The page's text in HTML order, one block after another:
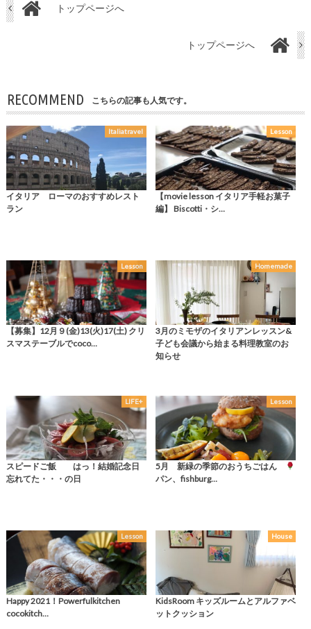
トップページへ
トップページへ
RECOMMEND こちらの記事も人気です。
Italiatravel
イタリア ローマのおすすめレスト
ラン
Lesson
【movie lesson イタリア手軽お菓子
編】 Biscotti・シ…
Lesson
【募集】12月９(金)13(火)17(土) クリ
スマステーブルでcoco…
Homemade
3月のミモザのイタリアンレッスン&
子ども会議から始まる料理教室のお
知らせ
LIFE+
スピードご飯 はっ！結婚記念日
忘れてた・・・の日
Lesson
5月 新緑の季節のおうちごはん
パン、fishburg…
Lesson
Happy 2021！Powerfulkitchen
cocokitch…
House
KidsRoom キッズルームとアルファベ
ットクッション